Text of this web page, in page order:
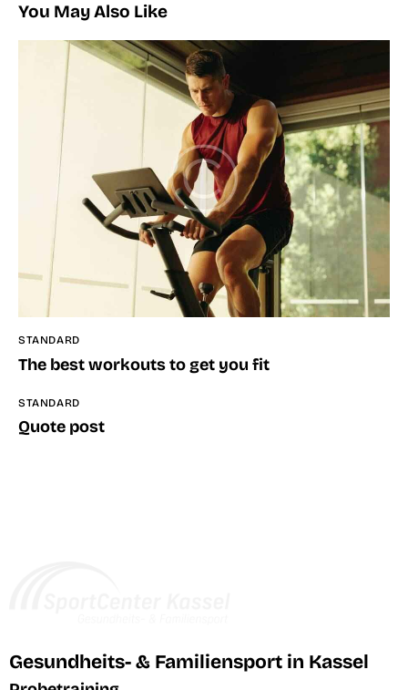
You May Also Like
STANDARD
The best workouts to get you fit
STANDARD
Quote post
Gesundheits- & Familiensport in Kassel